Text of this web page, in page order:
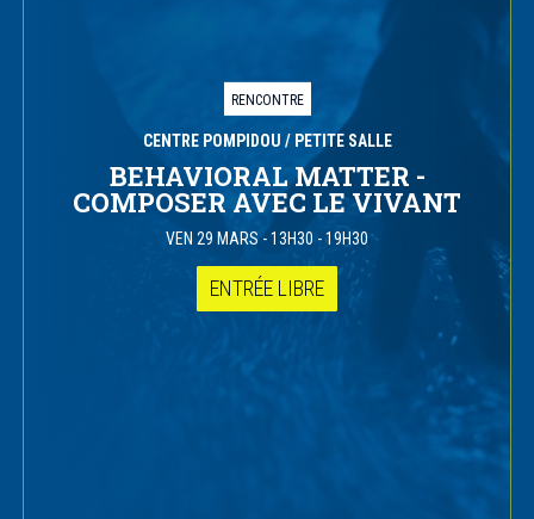
RENCONTRE
CENTRE POMPIDOU / PETITE SALLE
BEHAVIORAL MATTER -
COMPOSER AVEC LE VIVANT
VEN 29 MARS-13H30 - 19H30
ENTRÉE LIBRE